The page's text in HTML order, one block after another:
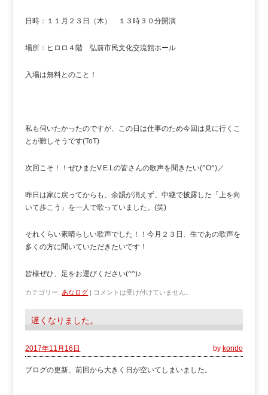
日時：１１月２３日（木） １３時３０分開演
場所：ヒロロ４階 弘前市民文化交流館ホール
入場は無料とのこと！
私も伺いたかったのですが、この日は仕事のため今回は見に行くこ
とが難しそうです(ToT)
次回こそ！！ぜひまたV.E.Lの皆さんの歌声を聞きたい(^O^)／
昨日は家に戻ってからも、余韻が消えず、中継で披露した「上を向
いて歩こう」を一人で歌っていました。(笑)
それくらい素晴らしい歌声でした！！今月２３日、生であの歌声を
多くの方に聞いていただきたいです！
皆様ぜひ、足をお運びください(^^)♪
カテゴリー: あなログ コメントは受け付けていません。
遅くなりました。
2017年11月16日 by kondo
ブログの更新、前回から大きく日が空いてしまいました。